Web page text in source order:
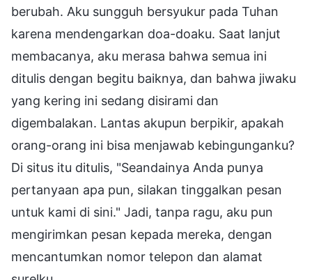
berubah. Aku sungguh bersyukur pada Tuhan
karena mendengarkan doa-doaku. Saat lanjut
membacanya, aku merasa bahwa semua ini
ditulis dengan begitu baiknya, dan bahwa jiwaku
yang kering ini sedang disirami dan
digembalakan. Lantas akupun berpikir, apakah
orang-orang ini bisa menjawab kebingunganku?
Di situs itu ditulis, "Seandainya Anda punya
pertanyaan apa pun, silakan tinggalkan pesan
untuk kami di sini." Jadi, tanpa ragu, aku pun
mengirimkan pesan kepada mereka, dengan
mencantumkan nomor telepon dan alamat